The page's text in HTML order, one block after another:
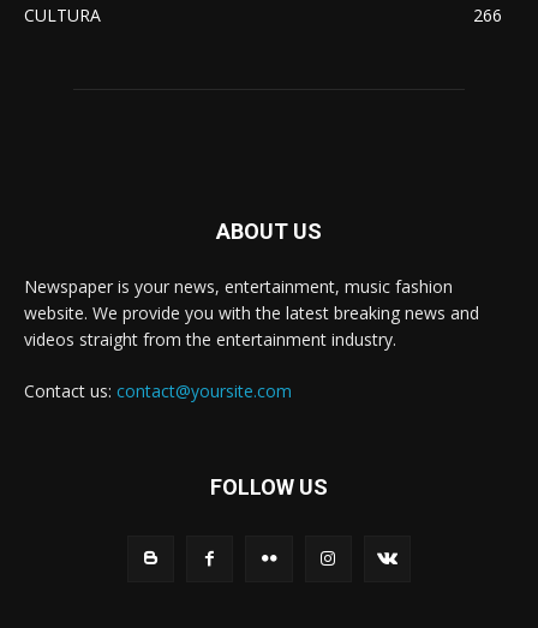
CULTURA
266
ABOUT US
Newspaper is your news, entertainment, music fashion
website. We provide you with the latest breaking news and
videos straight from the entertainment industry.
Contact us: contact@yoursite.com
FOLLOW US